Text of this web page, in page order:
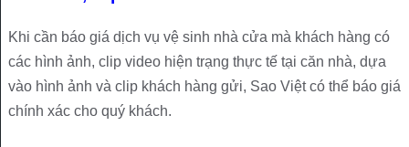
Khi cần báo giá dịch vụ vệ sinh nhà cửa mà khách hàng có
các hình ảnh, clip video hiện trạng thực tế tại căn nhà, dựa
vào hình ảnh và clip khách hàng gửi, Sao Việt có thể báo giá
chính xác cho quý khách.